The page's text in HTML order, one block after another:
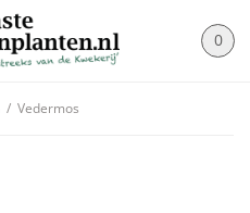
0
/ Vedermos